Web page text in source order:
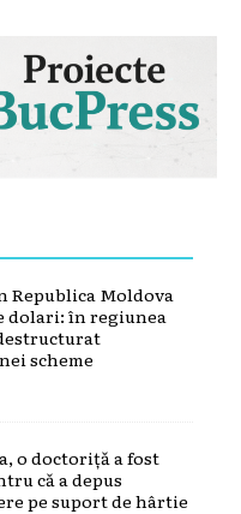
Republica Moldova
dolari: în regiunea
scheme
o doctoriță a fost
că a depus
pe suport de hârtie